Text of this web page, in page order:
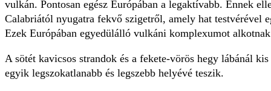
vulkán. Pontosan egész Európában a legaktívabb. Ennek
Calabriától nyugatra fekvő szigetről, amely hat testvérével
Ezek Európában egyedülálló vulkáni komplexumot
A sötét kavicsos strandok és a fekete-vörös hegy lábánál
egyik legszokatlanabb és legszebb helyévé teszik.